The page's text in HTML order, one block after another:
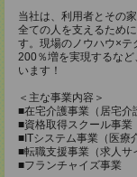
当社は、利用者とその
全ての人を支えるため
す。現場のノウハウ×テ
200％増を実現するな
います！
＜主な事業内容＞
■在宅介護事業（居宅介
■資格取得スクール事業
■ITシステム事業（医療
■転職支援事業（求人サ
■フランチャイズ事業